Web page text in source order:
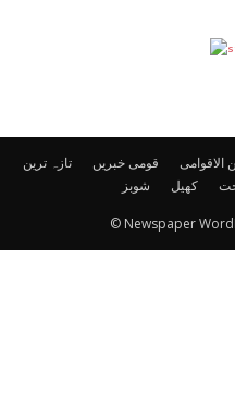
تازہ ترین قومی خبریں الاقوامی
شوبز
کھیل
© Newspaper